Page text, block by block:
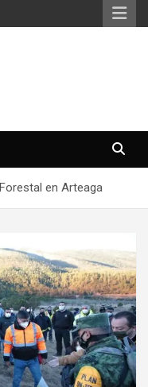
en Arteaga